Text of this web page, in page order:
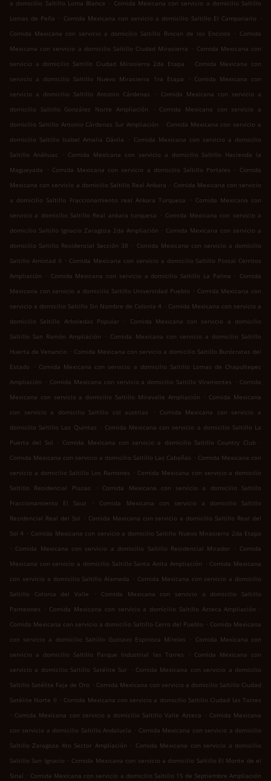
a domicilio Saltillo Loma Blanca
Comida Mexicana con servicio a domicilio Saltillo
Lomas de Peña . Comida Mexicana con servicio a domicilio Saltillo El Campanario .
Comida Mexicana con servicio a domicilio Saltillo Rincon de los Encinos
. Comida
Mexicana con servicio a domicilio Saltillo Ciudad Mirasierra . Comida Mexicana con
servicio a domicilio Saltillo Ciudad Mirasierra 2da Etapa
. Comida Mexicana con
servicio a domicilio Saltillo Nuevo Mirasierra 1ra Etapa
. Comida Mexicana con
servicio a domicilio Saltillo Antonio Cárdenas
. Comida Mexicana con servicio a
domicilio Saltillo González Norte Ampliación
. Comida Mexicana con servicio a
domicilio Saltillo Antonio Cárdenas Sur Ampliación . Comida Mexicana con servicio a
domicilio Saltillo Isabel Amalia Dávila
. Comida Mexicana con servicio a domicilio
Saltillo Anáhuac
. Comida Mexicana con servicio a domicilio Saltillo Hacienda la
Magueyada
. Comida Mexicana con servicio a domicilio Saltillo Portales . Comida
Mexicana con servicio a domicilio Saltillo Real Ankara . Comida Mexicana con servicio
a domicilio Saltillo Fraccionamiento real Ankara Turquesa
. Comida Mexicana con
servicio a domicilio Saltillo Real ankara turquesa . Comida Mexicana con servicio a
domicilio Saltillo Ignacio Zaragoza 2da Ampliación . Comida Mexicana con servicio a
domicilio Saltillo Residencial Sección 38 . Comida Mexicana con servicio a domicilio
Saltillo Amistad II . Comida Mexicana con servicio a domicilio Saltillo Postal Cerritos
Ampliación
. Comida Mexicana con servicio a domicilio Saltillo La Palma . Comida
Mexicana con servicio a domicilio Saltillo Universidad Pueblo . Comida Mexicana con
servicio a domicilio Saltillo Sin Nombre de Colonia 4 . Comida Mexicana con servicio a
domicilio Saltillo Arboledas Popular
.
Comida Mexicana con servicio a domicilio
Saltillo San Ramón Ampliación
. Comida Mexicana con servicio a domicilio Saltillo
Huerta de Venancio . Comida Mexicana con servicio a domicilio Saltillo Burócratas del
Estado
. Comida Mexicana con servicio a domicilio Saltillo Lomas de Chapultepec
Ampliación . Comida Mexicana con servicio a domicilio Saltillo Viramontes . Comida
Mexicana con servicio a domicilio Saltillo Miravalle Ampliación . Comida Mexicana
con servicio a domicilio Saltillo col austrias
.
Comida Mexicana con servicio a
domicilio Saltillo Las Quintas . Comida Mexicana con servicio a domicilio Saltillo La
Puerta del Sol
. Comida Mexicana con servicio a domicilio Saltillo Country Club
.
Comida Mexicana con servicio a domicilio Saltillo Las Cabañas . Comida Mexicana con
servicio a domicilio Saltillo Los Ramones . Comida Mexicana con servicio a domicilio
Saltillo Residencial Plazas
.
Comida Mexicana con servicio a domicilio Saltillo
Fraccionamiento El Sauz
.
Comida Mexicana con servicio a domicilio Saltillo
Residencial Real del Sol . Comida Mexicana con servicio a domicilio Saltillo Real del
Sol 4 . Comida Mexicana con servicio a domicilio Saltillo Nuevo Mirasierra 2da Etapa
. Comida Mexicana con servicio a domicilio Saltillo Residencial Mirador . Comida
Mexicana con servicio a domicilio Saltillo Santa Anita Ampliación . Comida Mexicana
con servicio a domicilio Saltillo Alameda . Comida Mexicana con servicio a domicilio
Saltillo Colonia del Valle
.
Comida Mexicana con servicio a domicilio Saltillo
Panteones
. Comida Mexicana con servicio a domicilio Saltillo Azteca Ampliación
.
Comida Mexicana con servicio a domicilio Saltillo Cerro del Pueblo . Comida Mexicana
con servicio a domicilio Saltillo Gustavo Espinoza Míreles
. Comida Mexicana con
servicio a domicilio Saltillo Parque Industrial las Torres
. Comida Mexicana con
servicio a domicilio Saltillo Satélite Sur . Comida Mexicana con servicio a domicilio
Saltillo Satélite Faja de Oro . Comida Mexicana con servicio a domicilio Saltillo Ciudad
Satélite Norte II . Comida Mexicana con servicio a domicilio Saltillo Ciudad las Torres
. Comida Mexicana con servicio a domicilio Saltillo Valle Azteca . Comida Mexicana
con servicio a domicilio Saltillo Andalucía . Comida Mexicana con servicio a domicilio
Saltillo Zaragoza 4to Sector Ampliación . Comida Mexicana con servicio a domicilio
Saltillo San Ignacio . Comida Mexicana con servicio a domicilio Saltillo El Monte de el
Sinaí . Comida Mexicana con servicio a domicilio Saltillo 15 de Septiembre Ampliación